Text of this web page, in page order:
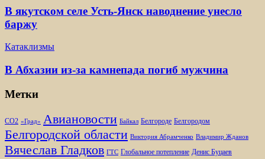
В якутском селе Усть-Янск наводнение унесло
баржу
Катаклизмы
В Абхазии из-за камнепада погиб мужчина
Метки
CO2 «Град» Авиановости Байкал Белгороде Белгородом
Белгородской области Виктория Абрамченко Владимир Жданов
Вячеслав Гладков ГТС Глобальное потепление Денис Буцаев